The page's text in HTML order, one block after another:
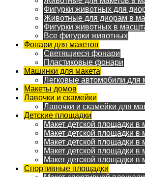
Фигурки животных для
Животные для диорам в
Фигурки животных в
Все фигурки животных
Фонари для макетов
Светящиеся фонари
Пластиковые фонари
Машинки для макета
Легковые автомобили для
Макеты домов
Лавочки и скамейки
Лавочки и скамейки для
Детские площадки
Макет детской площадки в
Макет детской площадки в
Макет детской площадки в
Макет детской площадки в
Макет детской площадки в
Спортивные площадки